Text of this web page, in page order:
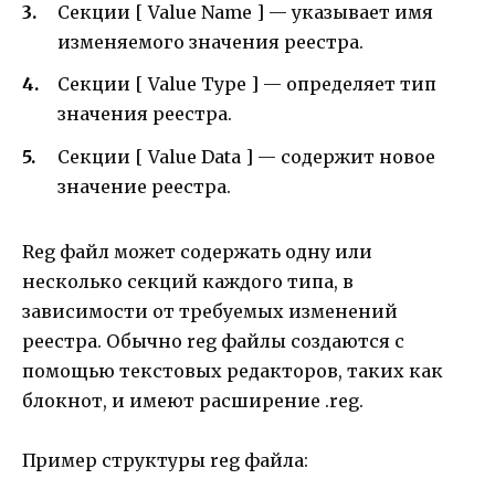
Секции [ Value Name ] — указывает имя
изменяемого значения реестра.
Секции [ Value Type ] — определяет тип
значения реестра.
Секции [ Value Data ] — содержит новое
значение реестра.
Reg файл может содержать одну или
несколько секций каждого типа, в
зависимости от требуемых изменений
реестра. Обычно reg файлы создаются с
помощью текстовых редакторов, таких как
блокнот, и имеют расширение .reg.
Пример структуры reg файла: